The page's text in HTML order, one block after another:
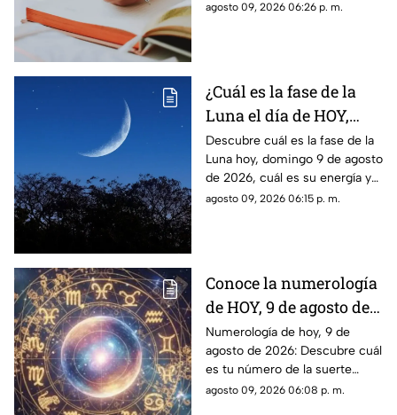
9 de agosto de 2026. Un
agosto 09, 2026 06:26 p. m.
¿Cuál es la fase de la
Luna el día de HOY,
domingo 9 de agosto de
2026? Así se verá el
astro durante la noche
Descubre cuál es la fase de la
Luna hoy, domingo 9 de agosto
de 2026, cuál es su energía y
cómo nos podría afectar.
agosto 09, 2026 06:15 p. m.
Conoce la numerología
de HOY, 9 de agosto de
2026: ¿Cuál es el
número de la suerte de
este domingo para cada
signo del zodiaco?
Numerología de hoy, 9 de
agosto de 2026: Descubre cuál
es tu número de la suerte
según tu signo zodiacal.
agosto 09, 2026 06:08 p. m.